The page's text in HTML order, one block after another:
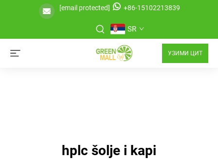
[email protected] +86-15102213839
SR
УЗИМИ ЦИТ
hplc šolje i kapi